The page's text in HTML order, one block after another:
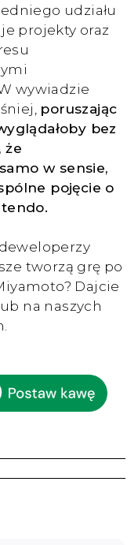
udziału
projekty oraz
wywiadzie
poruszając
bez
że
w sensie,
pojęcie o
tworzą grę po
Dajcie
na naszych